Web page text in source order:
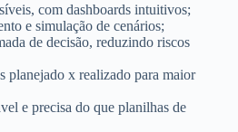
com dashboards intuitivos;
e simulação de cenários;
de decisão, reduzindo riscos
planejado x realizado para maior
e precisa do que planilhas de